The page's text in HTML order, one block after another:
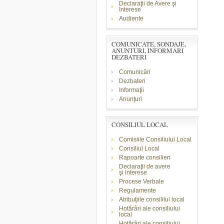
Declaraţii de Avere şi
Interese
Audiente
COMUNICATE, SONDAJE,
ANUNTURI, INFORMARI
DEZBATERI
Comunicări
Dezbateri
Informaţii
Anunţuri
CONSILIUL LOCAL
Comisiile Consiliului Local
Consiliul Local
Rapoarte consilieri
Declaraţii de avere
şi interese
Procese Verbale
Regulamente
Atribuţiile consililui local
Hotărâri ale consiliului
local